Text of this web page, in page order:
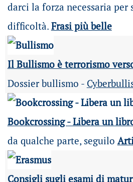
darci la forza necessaria per
difficoltà. Frasi più belle
Il Bullismo è terrorismo
Dossier bullismo -
Bookcrossing - Libera un
da qualche parte, seguilo
Consigli sugli esami di